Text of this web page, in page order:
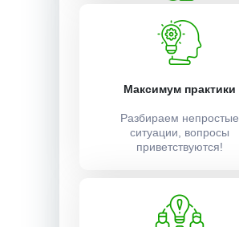
4500 ₽
Записаться
Максимум практики
Разбираем непростые
ситуации, вопросы
приветствуются!